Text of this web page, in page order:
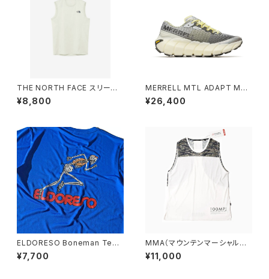
THE NORTH FACE スリーブ
レスドライドットライトクルー（メ
ンズ）グレイッシュホワイト
¥8,800
MERRELL MTL ADAPT MAT
RYX® エムティーエル アダプト
マトリックス®［メンズ］
¥26,400
ELDORESO Boneman Tee
(Blue)
¥7,700
MMA（マウンテンマーシャルア
ーツ） 100MPJ Trail Sleeve-
less (White)
¥11,000